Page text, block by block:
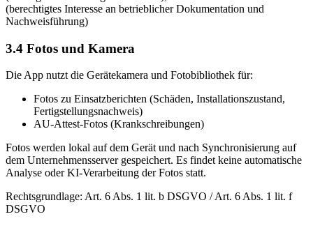
(berechtigtes Interesse an betrieblicher Dokumentation und
Nachweisführung)
3.4 Fotos und Kamera
Die App nutzt die Gerätekamera und Fotobibliothek für:
Fotos zu Einsatzberichten (Schäden, Installationszustand,
Fertigstellungsnachweis)
AU-Attest-Fotos (Krankschreibungen)
Fotos werden lokal auf dem Gerät und nach Synchronisierung auf
dem Unternehmensserver gespeichert. Es findet keine automatische
Analyse oder KI-Verarbeitung der Fotos statt.
Rechtsgrundlage: Art. 6 Abs. 1 lit. b DSGVO / Art. 6 Abs. 1 lit. f
DSGVO